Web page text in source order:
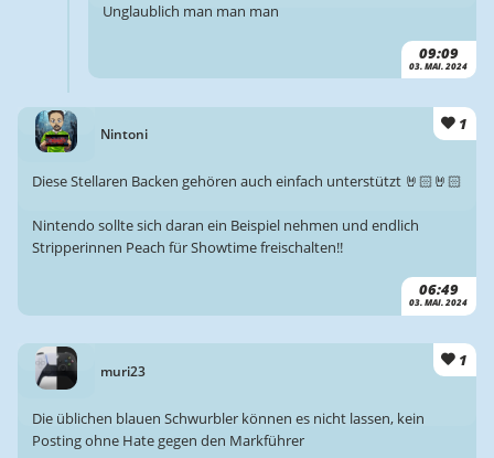
09:09
03. MAI. 2024
Unglaublich man man man
Nintoni
1
06:49
03. MAI. 2024
Diese Stellaren Backen gehören auch einfach unterstützt 🤘🏻🤘🏻
Nintendo sollte sich daran ein Beispiel nehmen und endlich
Stripperinnen Peach für Showtime freischalten!!
muri23
1
Die üblichen blauen Schwurbler können es nicht lassen, kein
Posting ohne Hate gegen den Markführer